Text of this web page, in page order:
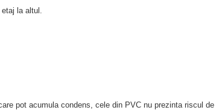
la altul.
pot acumula condens, cele din PVC nu prezinta riscul